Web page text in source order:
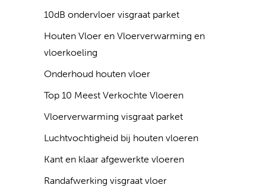
10dB ondervloer visgraat parket
Houten Vloer en Vloerverwarming en
vloerkoeling
Onderhoud houten vloer
Top 10 Meest Verkochte Vloeren
Vloerverwarming visgraat parket
Luchtvochtigheid bij houten vloeren
Kant en klaar afgewerkte vloeren
Randafwerking visgraat vloer